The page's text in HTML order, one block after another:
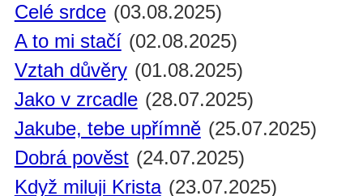
Celé srdce (03.08.2025)
A to mi stačí (02.08.2025)
Vztah důvěry (01.08.2025)
Jako v zrcadle (28.07.2025)
Jakube, tebe upřímně (25.07.2025)
Dobrá pověst (24.07.2025)
Když miluji Krista (23.07.2025)